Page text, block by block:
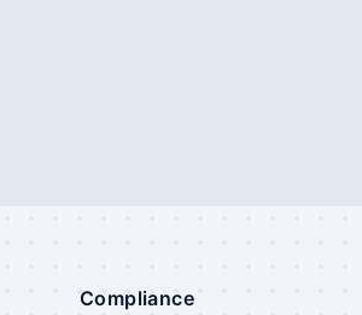
Compliance